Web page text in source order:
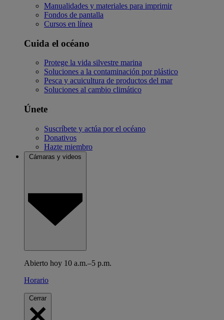
Manualidades y materiales para imprimir
Fondos de pantalla
Cursos en línea
Cuida el océano
Protege la vida silvestre marina
Soluciones a la contaminación por plástico
Pesca y acuicultura de productos del mar
Soluciones al cambio climático
Únete
Suscríbete y actúa por el océano
Donativos
Hazte miembro
Cámaras y videos
Abierto hoy 10 a.m.–5 p.m.
Horario
Cerrar